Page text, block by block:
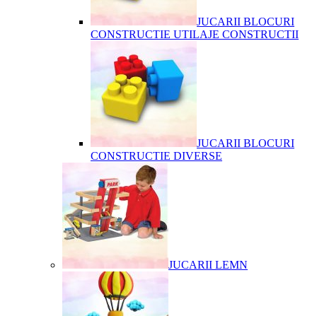
JUCARII BLOCURI
CONSTRUCTIE UTILAJE CONSTRUCTII
JUCARII BLOCURI
CONSTRUCTIE DIVERSE
JUCARII LEMN